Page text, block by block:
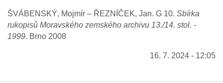
ŠVÁBENSKÝ, Mojmír – ŘEZNÍČEK, Jan. G 10. Sbírka
rukopisů Moravského zemského archivu 13./14. stol. -
1999. Brno 2008
16. 7. 2024 - 12:05